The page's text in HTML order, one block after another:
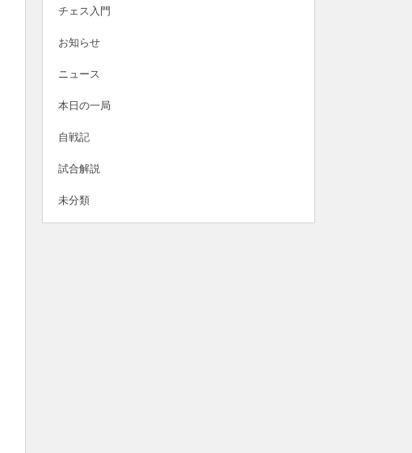
チェス入門
お知らせ
ニュース
本日の一局
自戦記
試合解説
未分類